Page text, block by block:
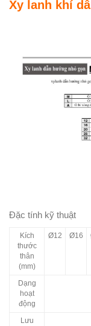
Xy lanh khí
Đặc tính kỹ thuật
Kích
thước
thân
(mm)
Ø12 Ø16
Dạng
hoạt
động
Lưu